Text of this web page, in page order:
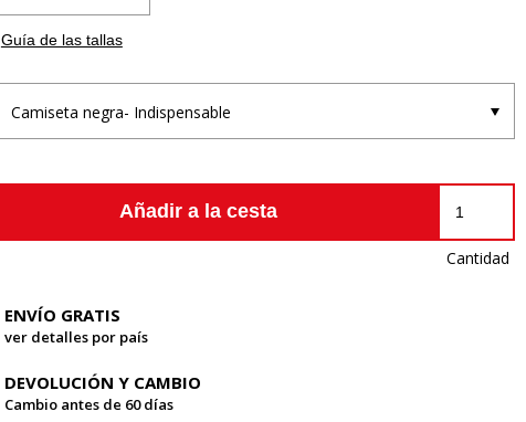
Guía de las tallas
Camiseta negra- Indispensable
Añadir a la cesta
Cantidad
ENVÍO GRATIS
ver detalles por país
DEVOLUCIÓN Y CAMBIO
Cambio antes de 60 días